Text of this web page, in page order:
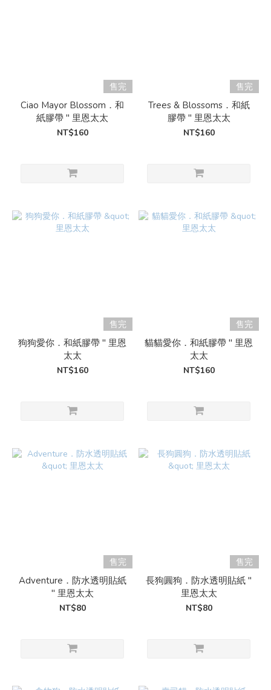
售完
Ciao Mayor Blossom．和
紙膠帶 " 里恩太太
NT$160
售完
Trees & Blossoms．和紙
膠帶 " 里恩太太
NT$160
售完
狗狗愛你．和紙膠帶 " 里恩
太太
NT$160
售完
貓貓愛你．和紙膠帶 " 里恩
太太
NT$160
售完
Adventure．防水透明貼紙
" 里恩太太
NT$80
售完
長狗圓狗．防水透明貼紙 "
里恩太太
NT$80